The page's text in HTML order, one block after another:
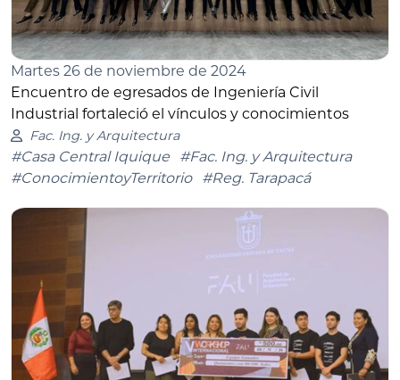
Martes 26 de noviembre de 2024
Encuentro de egresados de Ingeniería Civil
Industrial fortaleció el vínculos y conocimientos
Fac. Ing. y Arquitectura
#Casa Central Iquique
#Fac. Ing. y Arquitectura
#ConocimientoyTerritorio
#Reg. Tarapacá